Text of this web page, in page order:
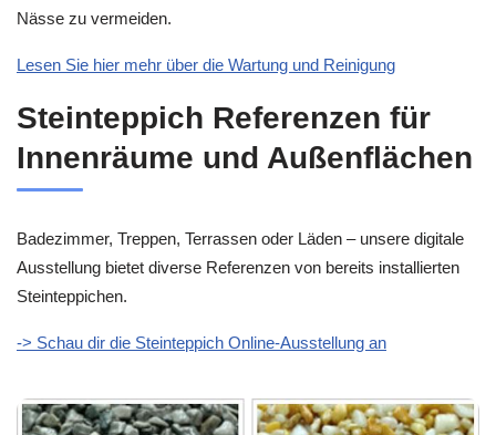
Nässe zu vermeiden.
Lesen Sie hier mehr über die Wartung und Reinigung
Steinteppich Referenzen für
Innenräume und Außenflächen
Badezimmer, Treppen, Terrassen oder Läden – unsere digitale
Ausstellung bietet diverse Referenzen von bereits installierten
Steinteppichen.
-> Schau dir die Steinteppich Online-Ausstellung an